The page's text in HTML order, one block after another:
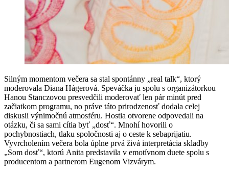
Silným momentom večera sa stal spontánny „real talk“, ktorý
moderovala Diana Hágerová. Speváčka ju spolu s organizátorkou
Hanou Stanczovou presvedčili moderovať len pár minút pred
začiatkom programu, no práve táto prirodzenosť dodala celej
diskusii výnimočnú atmosféru. Hostia otvorene odpovedali na
otázku, či sa sami cítia byť „dosť“. Mnohí hovorili o
pochybnostiach, tlaku spoločnosti aj o ceste k sebaprijatiu.
Vyvrcholením večera bola úplne prvá živá interpretácia skladby
„Som dosť“, ktorú Anita predstavila v emotívnom duete spolu s
producentom a partnerom Eugenom Vizvárym.